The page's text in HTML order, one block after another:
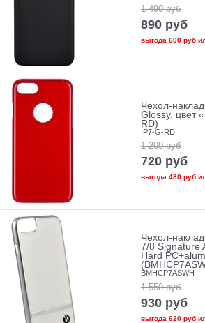
1 490 руб
890 руб
выгода 600 руб
Чехол-
Glossy, цвет
RD)
IP7-G-RD
1 200 руб
720 руб
выгода 480 руб
Чехол-
7/8 Signature
Hard
BMHCP7ASWH
1 550 руб
930 руб
выгода 620 руб